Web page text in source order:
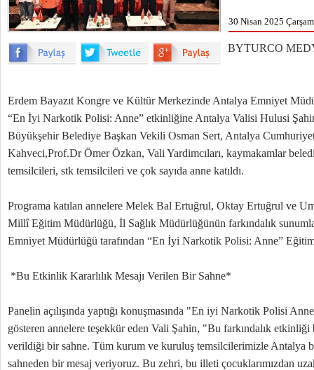
30 Nisan 2025
BYTURCO
Erdem Bayazıt Kongre ve Kültür Merkezinde Antalya Emniyet
“En İyi Narkotik Polisi: Anne” etkinliğine Antalya Valisi Hulusi
Büyükşehir Belediye Başkan Vekili Osman Sert, Antalya
Kahveci,Prof.Dr Ömer Özkan, Vali Yardimcıları, kaymakamlar
temsilcileri, stk temsilcileri ve çok sayıda anne katıldı.
Programa katılan annelere Melek Bal Ertuğrul, Oktay Ertuğrul ve
Millî Eğitim Müdürlüğü, İl Sağlık Müdürlüğünün farkındalık
Emniyet Müdürlüğü tarafından “En İyi Narkotik Polisi: Anne”
*Bu Etkinlik Kararlılık Mesajı Verilen Bir Sahne*
Panelin açılışında yaptığı konuşmasında "En iyi Narkotik Polisi
gösteren annelere teşekkür eden Vali Şahin, "Bu farkındalık etkinliği
verildiği bir sahne. Tüm kurum ve kuruluş temsilcilerimizle Antalya
sahneden bir mesaj veriyoruz. Bu zehri, bu illeti çocuklarımızdan